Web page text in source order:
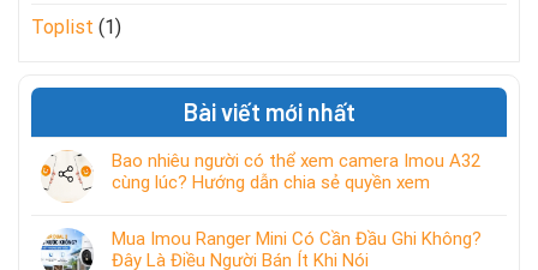
Toplist (1)
Bài viết mới nhất
Bao nhiêu người có thể xem camera Imou A32
cùng lúc? Hướng dẫn chia sẻ quyền xem
Mua Imou Ranger Mini Có Cần Đầu Ghi Không?
Đây Là Điều Người Bán Ít Khi Nói